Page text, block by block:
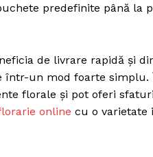
predefinite până la
de livrare rapidă și
un mod foarte
florale și pot oferi
online cu o varietate